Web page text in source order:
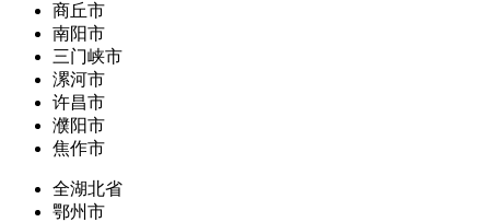
商丘市
南阳市
三门峡市
漯河市
许昌市
濮阳市
焦作市
全湖北省
鄂州市